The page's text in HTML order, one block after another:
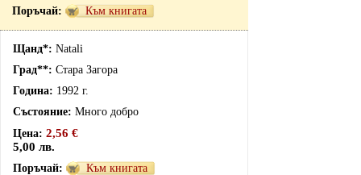
Към книгата
Natali
Стара Загора
1992 г.
Много добро
2,56 €
5,00 лв.
Към книгата